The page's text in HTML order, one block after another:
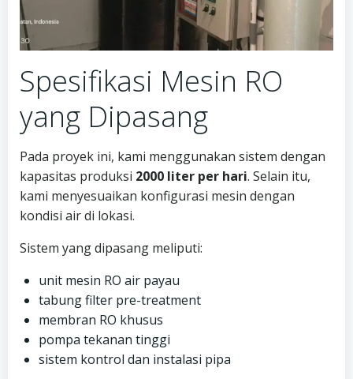
Spesifikasi Mesin RO
yang Dipasang
Pada proyek ini, kami menggunakan sistem dengan
kapasitas produksi 2000 liter per hari. Selain itu,
kami menyesuaikan konfigurasi mesin dengan
kondisi air di lokasi.
Sistem yang dipasang meliputi:
unit mesin RO air payau
tabung filter pre-treatment
membran RO khusus
pompa tekanan tinggi
sistem kontrol dan instalasi pipa